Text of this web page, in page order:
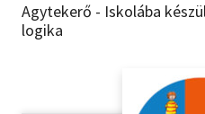
Gyermek- és ifjúsági
Agytekerő - Iskolába
logika